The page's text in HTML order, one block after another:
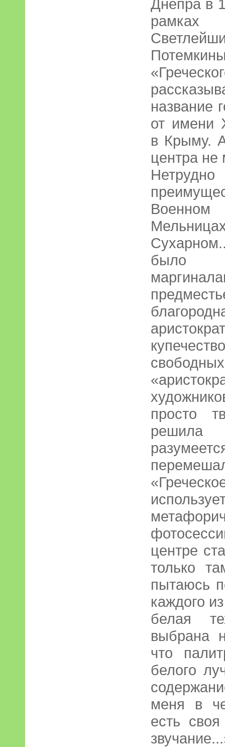
Днепра в
название
от имени
в Крыму.
центра
было
просто
решила
центре
только
пытаюсь
каждого
белая
выбрана
что
белого
меня в
есть